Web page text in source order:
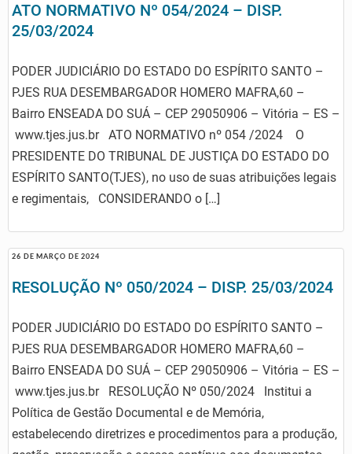
ATO NORMATIVO Nº 054/2024 – DISP.
25/03/2024
PODER JUDICIÁRIO DO ESTADO DO ESPÍRITO SANTO –
PJES RUA DESEMBARGADOR HOMERO MAFRA,60 –
Bairro ENSEADA DO SUÁ – CEP 29050906 – Vitória – ES –
www.tjes.jus.br ATO NORMATIVO nº 054 /2024 O
PRESIDENTE DO TRIBUNAL DE JUSTIÇA DO ESTADO DO
ESPÍRITO SANTO(TJES), no uso de suas atribuições legais
e regimentais, CONSIDERANDO o […]
26 DE MARÇO DE 2024
RESOLUÇÃO Nº 050/2024 – DISP. 25/03/2024
PODER JUDICIÁRIO DO ESTADO DO ESPÍRITO SANTO –
PJES RUA DESEMBARGADOR HOMERO MAFRA,60 –
Bairro ENSEADA DO SUÁ – CEP 29050906 – Vitória – ES –
www.tjes.jus.br RESOLUÇÃO Nº 050/2024 Institui a
Política de Gestão Documental e de Memória,
estabelecendo diretrizes e procedimentos para a produção,